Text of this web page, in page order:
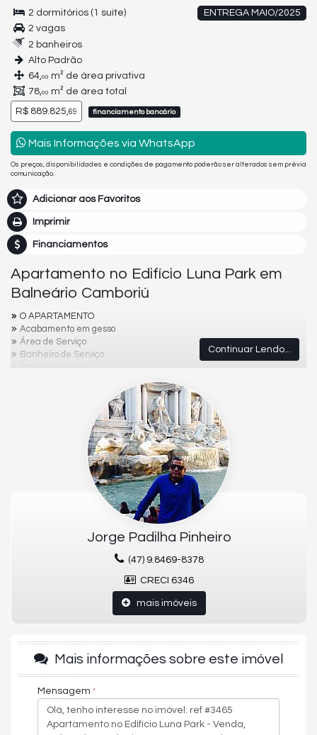
ENTREGA MAIO/2025
2 dormitórios (1 suíte)
2 vagas
2 banheiros
Alto Padrão
64,00 m² de área privativa
78,00 m² de área total
R$ 889.825,69 financiamento bancário
Mais Informações via WhatsApp
Os preços, disponibilidades e condições de pagamento poderão ser alterados sem prévia
comunicação.
Adicionar aos Favoritos
Imprimir
Financiamentos
Apartamento no Edifício Luna Park em
Balneário Camboriú
O APARTAMENTO
Acabamento em gesso
Área de Serviço
Banheiro de Serviço
Banheiro Social
Fechadura com senha na porta de entrada
Hidrômetro Individual
Interfone
Internet
Piscina adulta
Piscina infantil
Playground
Continuar Lendo...
Jorge Padilha Pinheiro
(47) 9.8469-8378
CRECI 6346
mais imóveis
Mais informações sobre este imóvel
Mensagem